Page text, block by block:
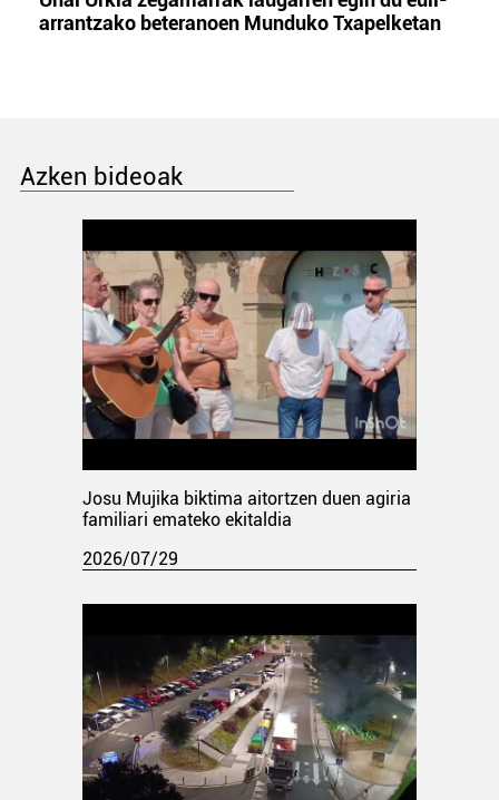
arrantzako beteranoen Munduko Txapelketan
Azken bideoak
Josu Mujika biktima aitortzen duen agiria
familiari emateko ekitaldia
2026/07/29